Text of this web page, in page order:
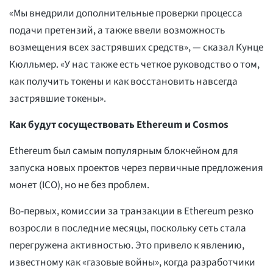
«Мы внедрили дополнительные проверки процесса
подачи претензий, а также ввели возможность
возмещения всех застрявших средств», — сказал Кунце
Кюлльмер. «У нас также есть четкое руководство о том,
как получить токены и как восстановить навсегда
застрявшие токены».
Как будут сосуществовать Ethereum и Cosmos
Ethereum был самым популярным блокчейном для
запуска новых проектов через первичные предложения
монет (ICO), но не без проблем.
Во-первых, комиссии за транзакции в Ethereum резко
возросли в последние месяцы, поскольку сеть стала
перегружена активностью. Это привело к явлению,
известному как «газовые войны», когда разработчики